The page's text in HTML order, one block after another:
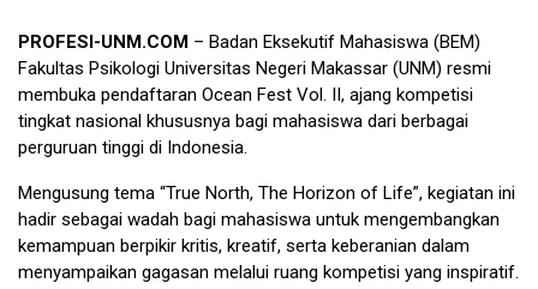
PROFESI-UNM.COM – Badan Eksekutif Mahasiswa (BEM)
Fakultas Psikologi Universitas Negeri Makassar (UNM) resmi
membuka pendaftaran Ocean Fest Vol. II, ajang kompetisi
tingkat nasional khususnya bagi mahasiswa dari berbagai
perguruan tinggi di Indonesia.
Mengusung tema “True North, The Horizon of Life”, kegiatan ini
hadir sebagai wadah bagi mahasiswa untuk mengembangkan
kemampuan berpikir kritis, kreatif, serta keberanian dalam
menyampaikan gagasan melalui ruang kompetisi yang inspiratif.